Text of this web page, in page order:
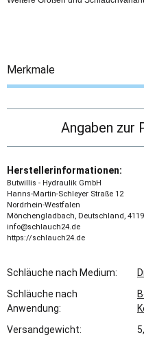
Merkmale
Angaben zur
Herstellerinformationen:
Butwillis - Hydraulik GmbH
Hanns-Martin-Schleyer Straße 12
Nordrhein-Westfalen
Mönchengladbach, Deutschland,
info@schlauch24.de
https://schlauch24.de
Schläuche nach Medium:
Schläuche nach
Anwendung:
Versandgewicht: